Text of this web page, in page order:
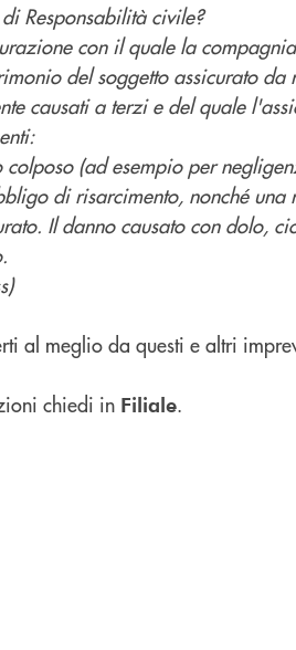
Responsabilità civile?
con il quale la
del soggetto assicurato
causati a terzi e del quale
(ad esempio per
di risarcimento, nonché una
Il danno causato con dolo,
al meglio da questi e altri
chiedi in Filiale.